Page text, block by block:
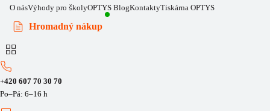
O násVýhody pro školyOPTYS BlogKontaktyTiskárna OPTYS
Hromadný nákup
+420 607 70 30 70
Po–Pá: 6–16 h